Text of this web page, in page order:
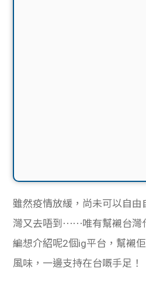
雖然疫情放緩，尚未可以自
灣又去唔到⋯⋯唯有幫襯台灣
編想介紹呢2個ig平台，幫襯
風味，一邊支持在台嘅手足！